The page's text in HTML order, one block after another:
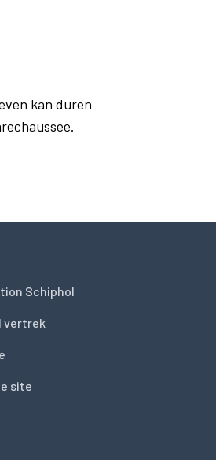
kan duren
Schiphol
vertrek
site